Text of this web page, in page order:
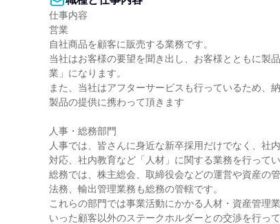
仕事内容
営業
自社商品を顧客に販売する業務です。
当社はお客様の要望を聞き出し、お客様とともに製
業」になります。
また、当社はアフターサービスも行っているため、
製品の提供に携わって頂きます
人事・総務部門
人事では、皆さんに身近な新卒採用だけでなく、社
対応、社内教育など「人材」に関する業務を行ってい
総務では、株主総会、取締役会などの運営や資産の
法務、輸出管理業務も総務の管轄です。
これらの部門では事業活動にかかる人材・資産管理
いった顧客以外のステークホルダーとの交渉を行っ